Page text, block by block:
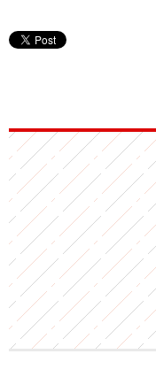
TELEVIZE
INTERNET
RÁDIA
STRÁNKY RÁDIÍ
STRÁNKY TV
TISK